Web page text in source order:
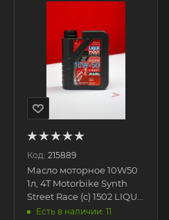
Код: 215889
Масло моторное 10W50
1л, 4T Motorbike Synth
Street Race (с) 1502 LIQUI
MOLY
Есть в наличии: 11